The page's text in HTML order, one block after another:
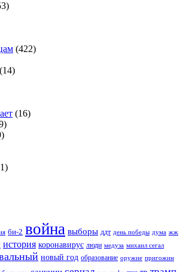
(422)
(14)
(16)
би-2 война выборы ддт день победы дума жж
история коронавирус люди медуза михаил сегал
новый год образование оружие пригожин